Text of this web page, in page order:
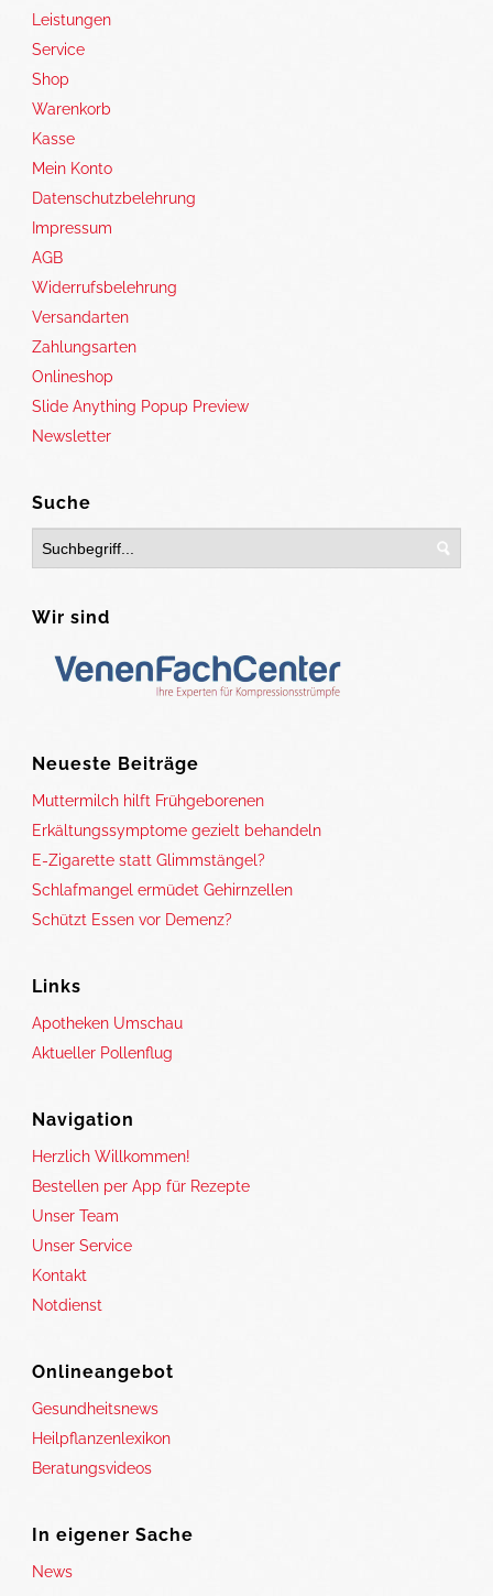
Leistungen
Service
Shop
Warenkorb
Kasse
Mein Konto
Datenschutzbelehrung
Impressum
AGB
Widerrufsbelehrung
Versandarten
Zahlungsarten
Onlineshop
Slide Anything Popup Preview
Newsletter
Suche
Wir sind
Neueste Beiträge
Muttermilch hilft Frühgeborenen
Erkältungssymptome gezielt behandeln
E-Zigarette statt Glimmstängel?
Schlafmangel ermüdet Gehirnzellen
Schützt Essen vor Demenz?
Links
Apotheken Umschau
Aktueller Pollenflug
Navigation
Herzlich Willkommen!
Bestellen per App für Rezepte
Unser Team
Unser Service
Kontakt
Notdienst
Onlineangebot
Gesundheitsnews
Heilpflanzenlexikon
Beratungsvideos
In eigener Sache
News